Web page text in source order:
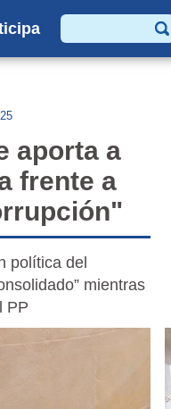
Buscar
aporta a
frente a
política del
mientras
PP